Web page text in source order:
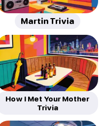
Martin Trivia
How I Met Your Mother
Trivia